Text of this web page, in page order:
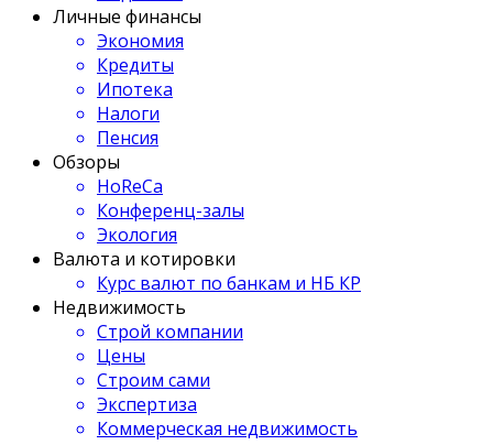
Личные финансы
Экономия
Кредиты
Ипотека
Налоги
Пенсия
Обзоры
HoReCa
Конференц-залы
Экология
Валюта и котировки
Курс валют по банкам и НБ КР
Недвижимость
Строй компании
Цены
Строим сами
Экспертиза
Коммерческая недвижимость